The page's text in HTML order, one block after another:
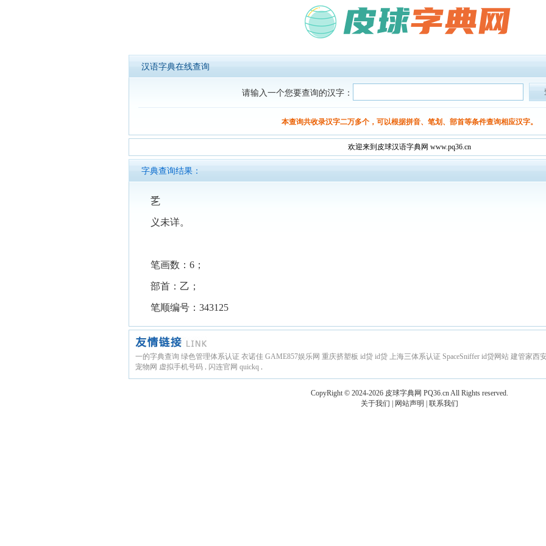
汉语字典在线查询
请输入一个您要查询的汉字：
本查询共收录汉字二万多个，可以根据拼音、笔划、部首等条件查询相应汉字。
欢迎来到皮球汉语字典网 www.pq36.cn
字典查询结果：
乯
义未详。
笔画数：6；
部首：乙；
笔顺编号：343125
一的字典查询 绿色管理体系认证 衣诺佳 GAME857娱乐网 重庆挤塑板 id贷 id贷 上海三体系认证 SpaceSniffer id贷网站 建管家西
宠物网 虚拟手机号码 . 闪连官网 quickq .
CopyRight © 2024-2026 皮球字典网 PQ36.cnAll Rights reserved.
关于我们
网站声明 联系我们